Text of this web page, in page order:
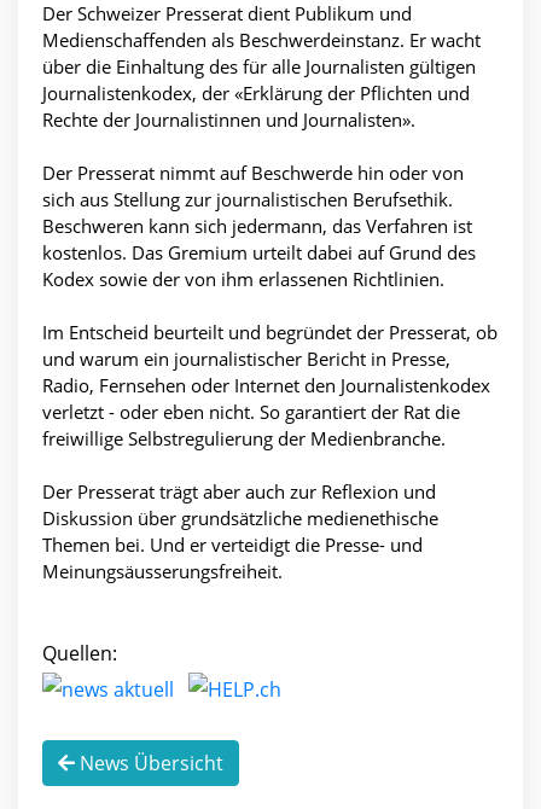
Der Schweizer Presserat dient Publikum und
Medienschaffenden als Beschwerdeinstanz. Er wacht
über die Einhaltung des für alle Journalisten gültigen
Journalistenkodex, der «Erklärung der Pflichten und
Rechte der Journalistinnen und Journalisten».
Der Presserat nimmt auf Beschwerde hin oder von
sich aus Stellung zur journalistischen Berufsethik.
Beschweren kann sich jedermann, das Verfahren ist
kostenlos. Das Gremium urteilt dabei auf Grund des
Kodex sowie der von ihm erlassenen Richtlinien.
Im Entscheid beurteilt und begründet der Presserat, ob
und warum ein journalistischer Bericht in Presse,
Radio, Fernsehen oder Internet den Journalistenkodex
verletzt - oder eben nicht. So garantiert der Rat die
freiwillige Selbstregulierung der Medienbranche.
Der Presserat trägt aber auch zur Reflexion und
Diskussion über grundsätzliche medienethische
Themen bei. Und er verteidigt die Presse- und
Meinungsäusserungsfreiheit.
Quellen:
News Übersicht